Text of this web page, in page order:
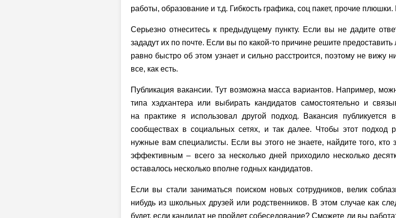
работы, образование и т.д. Гибкость графика, соц пакет, прочие плюшки.
Серьезно отнеситесь к предыдущему пункту. Если вы не дадите
зададут их по почте. Если вы по какой-то причине решите
равно быстро об этом узнает и сильно расстроится, поэтому не вижу
все, как есть.
Публикация вакансии. Тут возможна масса вариантов. Например,
типа хэдхантера или выбирать кандидатов самостоятельно и
на практике я использовал другой подход. Вакансия публикуется
сообществах в социальных сетях, и так далее. Чтобы этот подход
нужные вам специалисты. Если вы этого не знаете, найдите того, кто
эффективным – всего за несколько дней приходило несколько
оставалось несколько вполне годных кандидатов.
Если вы стали заниматься поиском новых сотрудников, велик
нибудь из школьных друзей или родственников. В этом случае как
будет, если кандидат не пройдет собеседование? Сможете ли вы